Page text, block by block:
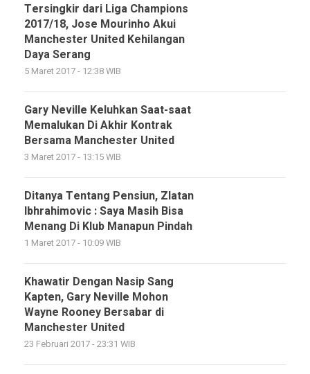
Tersingkir dari Liga Champions
2017/18, Jose Mourinho Akui
Manchester United Kehilangan
Daya Serang
5 Maret 2017 - 12:38 WIB
Gary Neville Keluhkan Saat-saat
Memalukan Di Akhir Kontrak
Bersama Manchester United
3 Maret 2017 - 13:15 WIB
Ditanya Tentang Pensiun, Zlatan
Ibhrahimovic : Saya Masih Bisa
Menang Di Klub Manapun Pindah
1 Maret 2017 - 10:09 WIB
Khawatir Dengan Nasip Sang
Kapten, Gary Neville Mohon
Wayne Rooney Bersabar di
Manchester United
23 Februari 2017 - 23:31 WIB